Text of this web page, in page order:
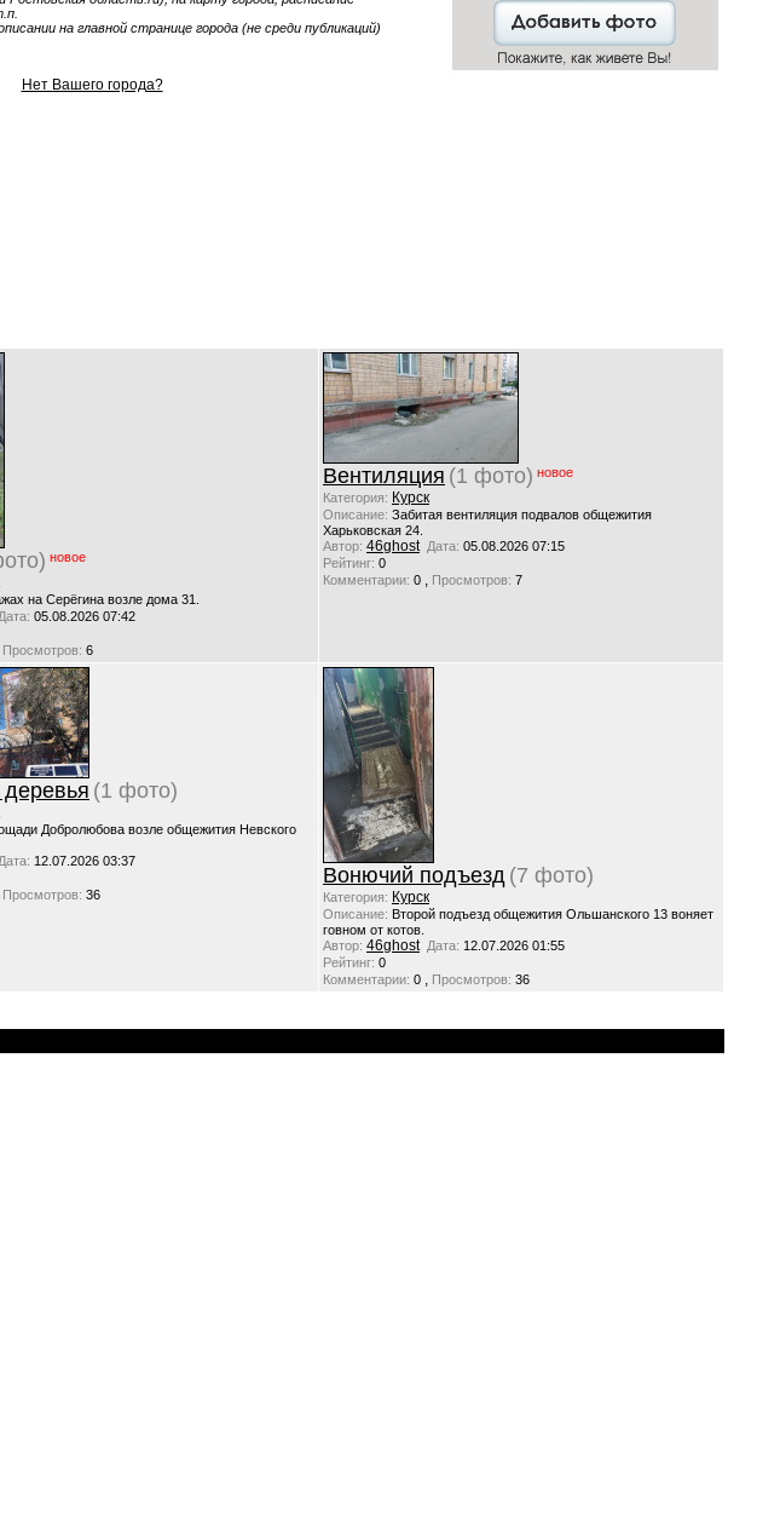
на главной странице города (не среди публикаций)
Нет Вашего города?
новое
на Серёгина возле дома 31.
Дата: 05.08.2026 07:42
Просмотров: 6
Вентиляция (1 фото) новое
Категория: Курск
Описание: Забитая вентиляция подвалов общежития
Харьковская 24.
Автор: 46ghost Дата: 05.08.2026 07:15
Рейтинг: 0
Комментарии: 0 , Просмотров: 7
(1 фото)
Добролюбова возле общежития Невского
Дата: 12.07.2026 03:37
Просмотров: 36
Вонючий подъезд (7 фото)
Категория: Курск
Описание: Второй подъезд общежития Ольшанского 13 воняет
говном от котов.
Автор: 46ghost Дата: 12.07.2026 01:55
Рейтинг: 0
Комментарии: 0 , Просмотров: 36